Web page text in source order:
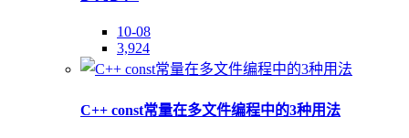
10-08
3,924
C++ const常量在多文件编程中的3种用法